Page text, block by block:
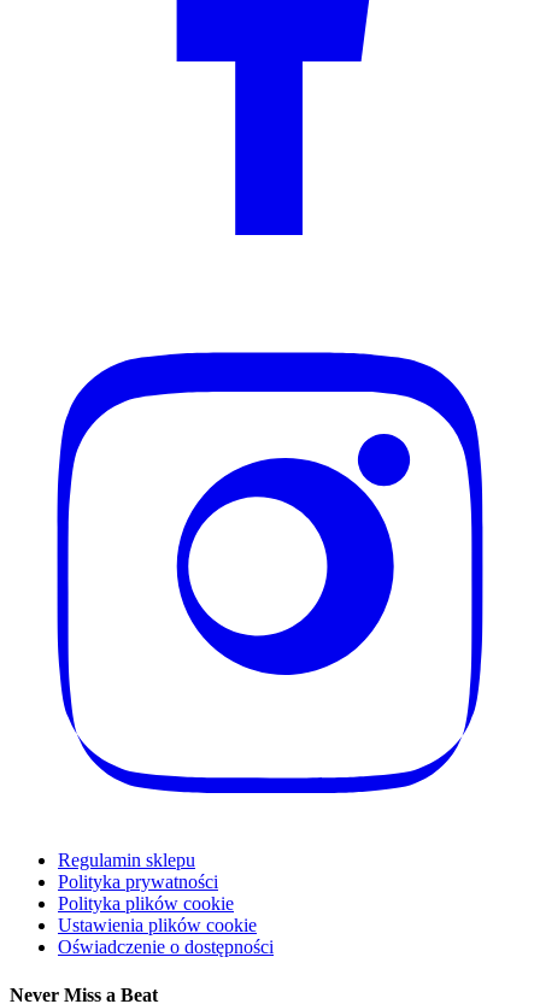
Regulamin sklepu
Polityka prywatności
Polityka plików cookie
Ustawienia plików cookie
Oświadczenie o dostępności
Never Miss a Beat